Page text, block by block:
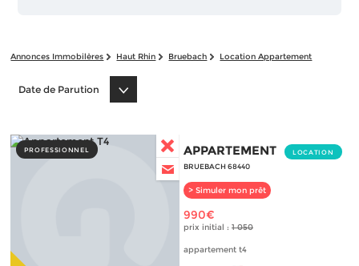
Annonces Immobilères Haut Rhin Bruebach Location Appartement
Date de Parution
PROFESSIONNEL APPARTEMENT
BRUEBACH 68440
> Simuler mon prêt
LOCATION
990€
prix initial : 1 050
appartement t4